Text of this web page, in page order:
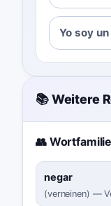
Yo soy
📚 Weitere
👥 Wortfamilie
negar
(verneinen) —